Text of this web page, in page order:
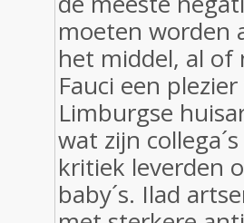
moeten worden
het middel, al of
Fauci een
Limburgse
wat zijn
kritiek leverden
baby´s. Ilad